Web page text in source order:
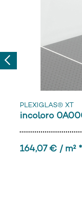
PLEXIGLAS® XT
incoloro
164,07 € / m² *